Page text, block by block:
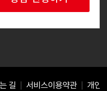
보 수집 및 사용 목적 완료 후
길 서비스이용약관 개인